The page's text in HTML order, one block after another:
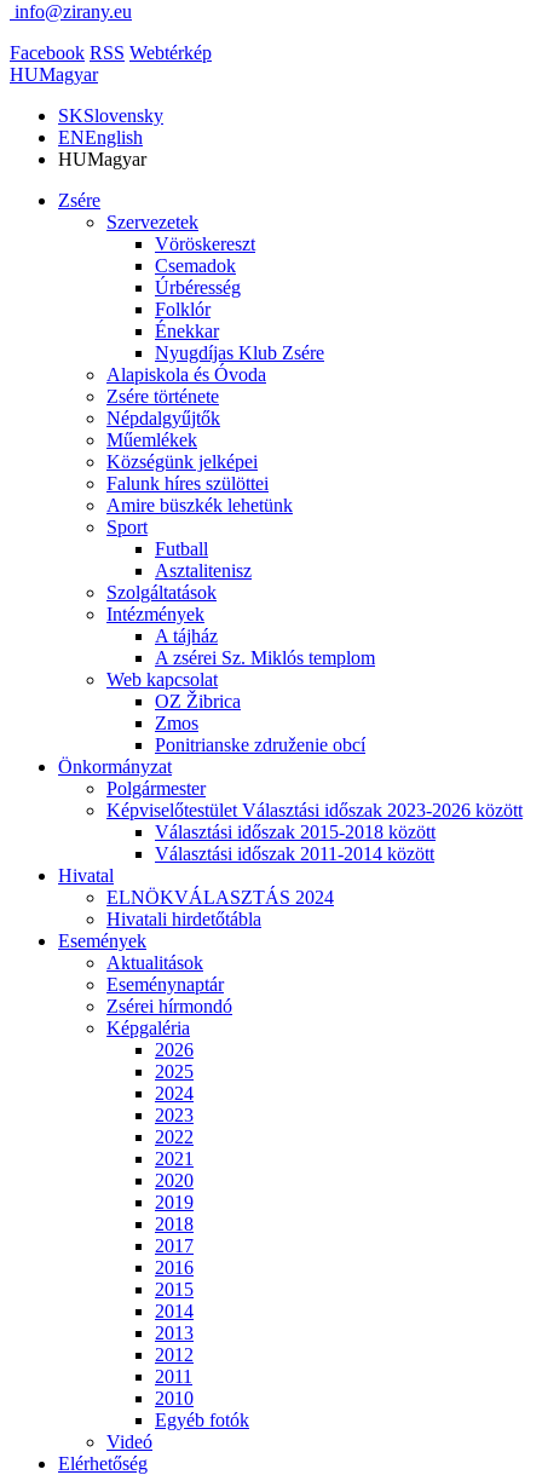
info@zirany.eu
Facebook RSS Webtérkép
HUMagyar
SKSlovensky
ENEnglish
HUMagyar
Zsére
Szervezetek
Vöröskereszt
Csemadok
Úrbéresség
Folklór
Énekkar
Nyugdíjas Klub Zsére
Alapiskola és Óvoda
Zsére története
Népdalgyűjtők
Műemlékek
Községünk jelképei
Falunk híres szülöttei
Amire büszkék lehetünk
Sport
Futball
Asztalitenisz
Szolgáltatások
Intézmények
A tájház
A zsérei Sz. Miklós templom
Web kapcsolat
OZ Žibrica
Zmos
Ponitrianske združenie obcí
Önkormányzat
Polgármester
Képviselőtestület Választási időszak 2023-2026 között
Választási időszak 2015-2018 között
Választási időszak 2011-2014 között
Hivatal
ELNÖKVÁLASZTÁS 2024
Hivatali hirdetőtábla
Események
Aktualitások
Eseménynaptár
Zsérei hírmondó
Képgaléria
2026
2025
2024
2023
2022
2021
2020
2019
2018
2017
2016
2015
2014
2013
2012
2011
2010
Egyéb fotók
Videó
Elérhetőség